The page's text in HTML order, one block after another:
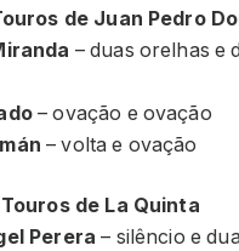
de Juan Pedro
– duas orelhas e
– ovação e ovação
– volta e ovação
de La Quinta
Perera – silêncio e